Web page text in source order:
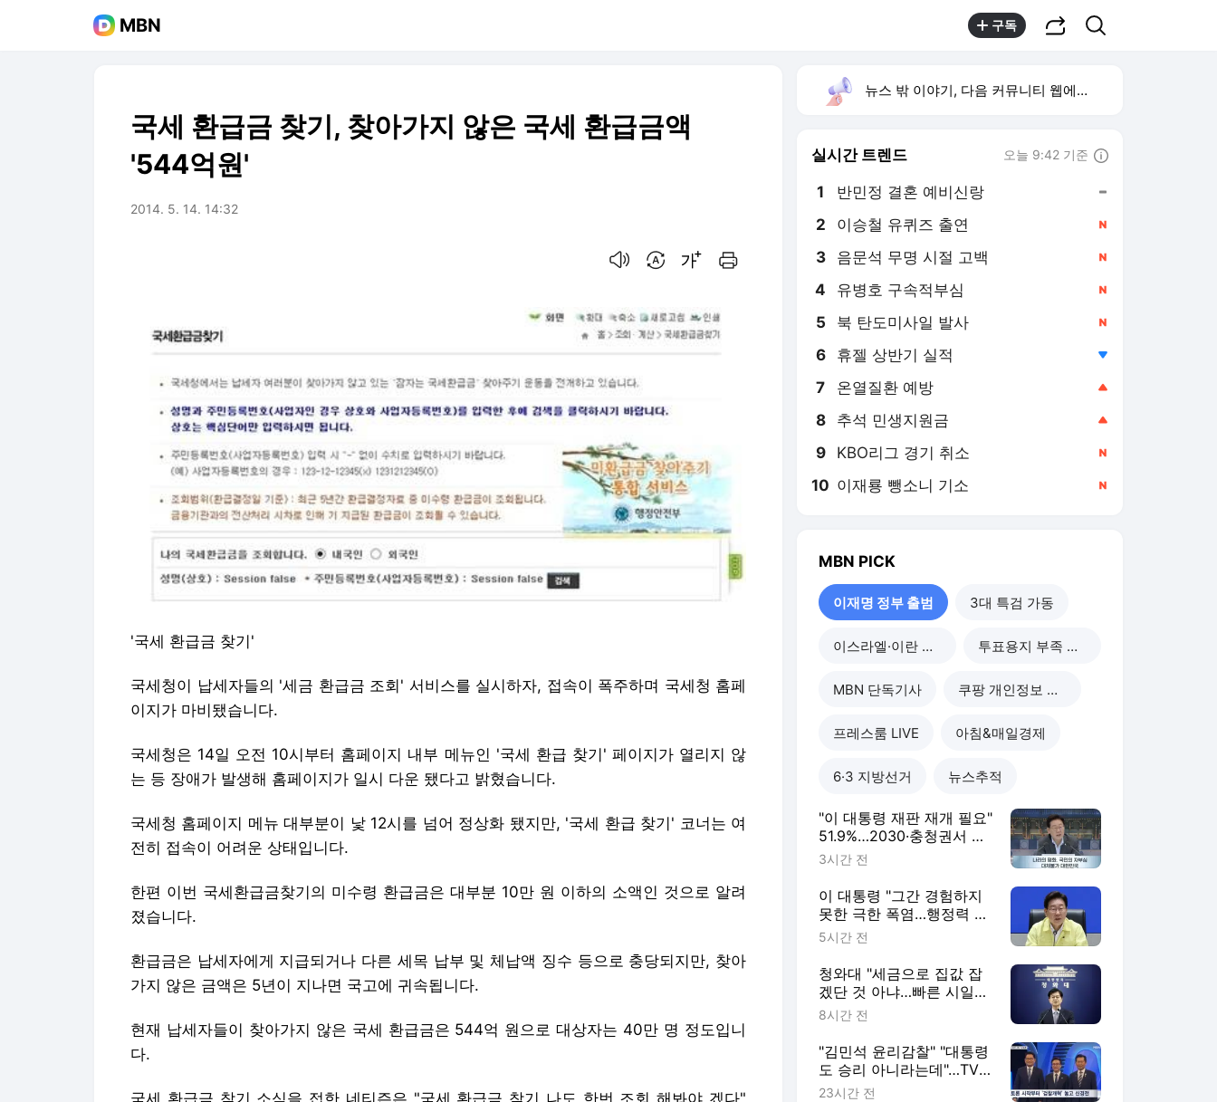
MBN 구독
국세 환급금 찾기, 찾아가지 않은 국세 환급금액
'544억원'
2014. 5. 14. 14:32
'국세 환급금 찾기'
국세청이 납세자들의 '세금 환급금 조회' 서비스를 실시하자, 접속이 폭주하며 국세청 홈페
이지가 마비됐습니다.
국세청은 14일 오전 10시부터 홈페이지 내부 메뉴인 '국세 환급 찾기' 페이지가 열리지 않
는 등 장애가 발생해 홈페이지가 일시 다운 됐다고 밝혔습니다.
국세청 홈페이지 메뉴 대부분이 낯 12시를 넘어 정상화 됐지만, '국세 환급 찾기' 코너는 여
전히 접속이 어려운 상태입니다.
한편 이번 국세환급금찾기의 미수령 환급금은 대부분 10만 원 이하의 소액인 것으로 알려
졌습니다.
환급금은 납세자에게 지급되거나 다른 세목 납부 및 체납액 징수 등으로 충당되지만, 찾아
가지 않은 금액은 5년이 지나면 국고에 귀속됩니다.
현재 납세자들이 찾아가지 않은 국세 환급금은 544억 원으로 대상자는 40만 명 정도입니
다.
국세 환급금 찾기 소식을 접한 네티즌은 "국세 환급금 찾기 나도 한번 조회 해봐야 겠다"
뉴스 밖 이야기, 다음 커뮤니티 웹에서 보기
실시간 트렌드 오늘 9:42 기준
1 반민정 결혼 예비신랑
2 이승철 유퀴즈 출연
4 유병호 구속적부심
5 북 탄도미사일 발사
6 휴젤 상반기 실적
7 온열질환 예방
8 추석 민생지원금
9 KBO리그 경기 취소
10 이재룡 뺑소니 기소
MBN PICK
이재명 정부 출범 3대 특검 가동
이스라엘·이란 전쟁 투표용지 부족 사태
MBN 단독기사 쿠팡 개인정보 유출
프레스룸 LIVE 아침&매일경제
6·3 지방선거 뉴스추적
"이 대통령 재판 재개 필요"
51.9%…2030·충청권서 높
아 [코리아정보리서치]
3시간 전
이 대통령 "그간 경험하지
못한 극한 폭염…행정력 총
동원"
5시간 전
청와대 "세금으로 집값 잡
겠단 것 아냐…빠른 시일내
공급책 발표"
8시간 전
"김민석 윤리감찰" "대통령
도 승리 아니라는데"…TV
토론서 난타전
23시간 전